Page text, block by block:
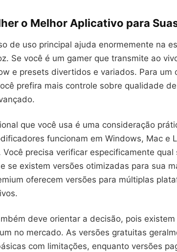
o Melhor Aplicativo para
de uso principal ajuda enormemente na
Se você é um gamer que transmite ao
e presets divertidos e variados. Para um
prefira mais controle sobre qualidade
que você usa é uma consideração
funcionam em Windows, Mac e
Você precisa verificar especificamente
se existem versões otimizadas para sua
oferecem versões para múltiplas
deve orientar a decisão, pois
no mercado. As versões gratuitas
com limitações, enquanto versões